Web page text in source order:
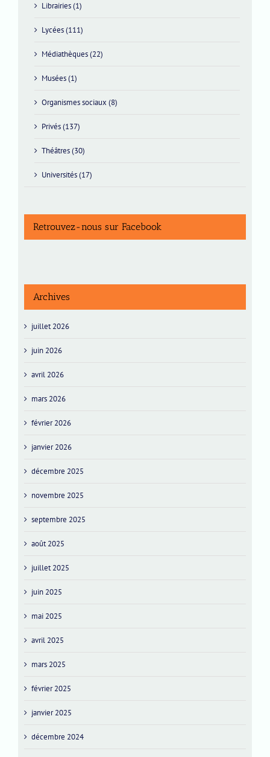
Librairies (1)
Lycées (111)
Médiathèques (22)
Musées (1)
Organismes sociaux (8)
Privés (137)
Théâtres (30)
Universités (17)
Retrouvez-nous sur Facebook
Archives
juillet 2026
juin 2026
avril 2026
mars 2026
février 2026
janvier 2026
décembre 2025
novembre 2025
septembre 2025
août 2025
juillet 2025
juin 2025
mai 2025
avril 2025
mars 2025
février 2025
janvier 2025
décembre 2024